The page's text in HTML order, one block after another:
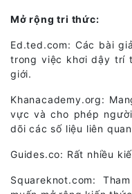
Mở rộng tri thức:
Ed.ted.com: Các bài
trong việc khơi dậy trí
giới.
Khanacademy.org:
vực và cho phép
dõi các số liệu liên
Guides.co: Rất nhiều
Squareknot.com: